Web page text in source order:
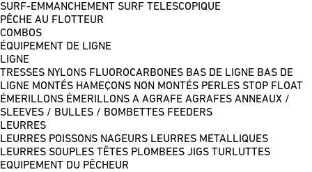
SURF-EMMANCHEMENT SURF TELESCOPIQUE
PÊCHE AU FLOTTEUR
COMBOS
ÉQUIPEMENT DE LIGNE
LIGNE
TRESSES NYLONS FLUOROCARBONES BAS DE LIGNE BAS DE
LIGNE MONTÉS HAMEÇONS NON MONTÉS PERLES STOP FLOAT
ÉMERILLONS ÉMERILLONS A AGRAFE AGRAFES ANNEAUX /
SLEEVES / BULLES / BOMBETTES FEEDERS
LEURRES
LEURRES POISSONS NAGEURS LEURRES METALLIQUES
LEURRES SOUPLES TÊTES PLOMBEES JIGS TURLUTTES
EQUIPEMENT DU PÊCHEUR